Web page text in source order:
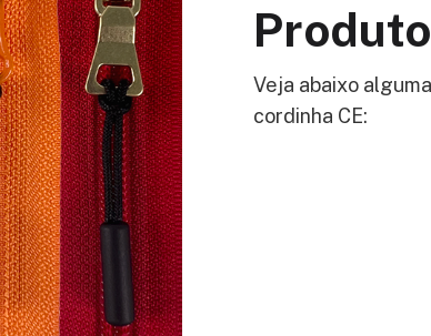
Veja abaixo
cordinha CE: